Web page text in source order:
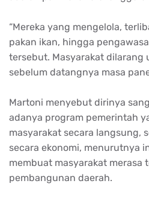
“Mereka yang mengelola,
pakan ikan, hingga
tersebut. Masyarakat dilarang
sebelum datangnya masa
Martoni menyebut dirinya
adanya program pemerintah
masyarakat secara langsung,
secara ekonomi, menurutnya
membuat masyarakat merasa
pembangunan daerah.